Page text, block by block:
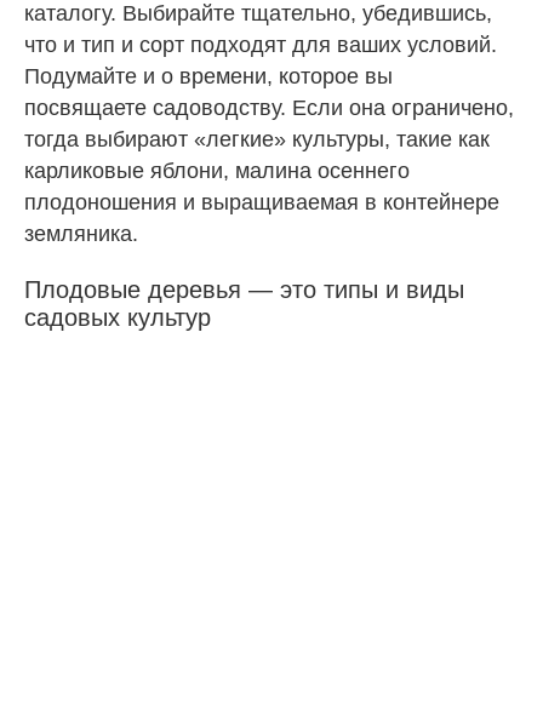
каталогу. Выбирайте тщательно, убедившись,
что и тип и сорт подходят для ваших условий.
Подумайте и о времени, которое вы
посвящаете садоводству. Если она ограничено,
тогда выбирают «легкие» культуры, такие как
карликовые яблони, малина осеннего
плодоношения и выращиваемая в контейнере
земляника.
Плодовые деревья — это типы и виды
садовых культур